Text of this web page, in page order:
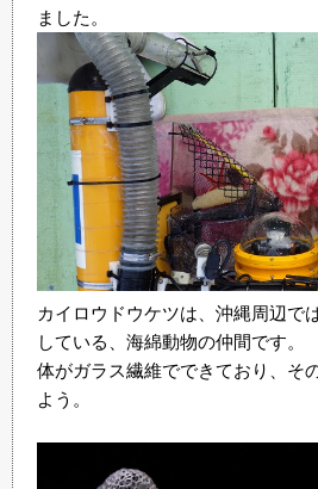
ました。
カイロウドウケツは、沖縄周辺で
している、海綿動物の仲間です。
体がガラス繊維でできており、そ
よう。